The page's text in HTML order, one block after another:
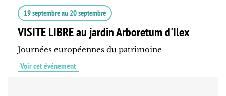
19 septembreau 20 septembre
VISITE LIBRE au jardin Arboretum d'Ilex
Journées européennes du patrimoine
Voir cet événement